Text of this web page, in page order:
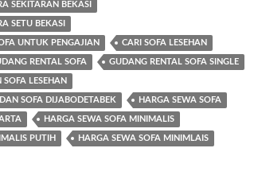
SEKITARAN BEKASI
SETU BEKASI
UNTUK PENGAJIAN CARI SOFA LESEHAN
RENTAL SOFA GUDANG RENTAL SOFA SINGLE
LESEHAN
SOFA DIJABODETABEK HARGA SEWA SOFA
HARGA SEWA SOFA MINIMALIS
PUTIH HARGA SEWA SOFA MINIMLAIS